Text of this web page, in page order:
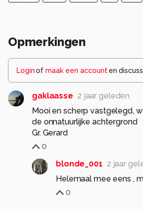
Opmerkingen
Loginof maak een account en
gaklaasse 2 jaar geleden
Mooi en scherp vastgelegd,
de onnatuurlijke achtergrond
Gr. Gerard
0
blonde_001 2 jaar
Helemaal mee eens ,
0